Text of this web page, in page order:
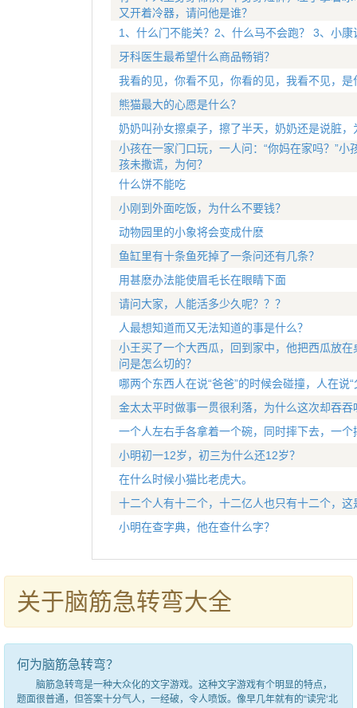
又开着冷器，请问他是谁？
1、什么门不能关？2、什么马不会跑？ 3、小
牙科医生最希望什么商品畅销？
我看的见，你看不见，你看的见，我看不见，是
熊猫最大的心愿是什么？
奶奶叫孙女擦桌子，擦了半天，奶奶还是说脏，
小孩在一家门口玩，一人问：“你妈在家吗？”小
孩未撒谎，为何？
什么饼不能吃
小刚到外面吃饭，为什么不要钱？
动物园里的小象将会变成什麽
鱼缸里有十条鱼死掉了一条问还有几条？
用甚麽办法能使眉毛长在眼睛下面
请问大家，人能活多少久呢？？？
人最想知道而又无法知道的事是什么？
小王买了一个大西瓜，回到家中，他把西瓜放
问是怎么切的？
哪两个东西人在说“爸爸”的时候会碰撞，人在说
金太太平时做事一贯很利落，为什么这次却吞吞
一个人左右手各拿着一个碗，同时摔下去，一
小明初一12岁，初三为什么还12岁？
在什么时候小猫比老虎大。
十二个人有十二个，十二亿人也只有十二个，这
小明在查字典，他在查什么字？
关于脑筋急转弯大全
何为脑筋急转弯？
脑筋急转弯是一种大众化的文字游戏。这种文字游戏有个明显的特点，
题面很普通，但答案十分气人，一经破，令人喷饭。像早几年就有的“读完‘北